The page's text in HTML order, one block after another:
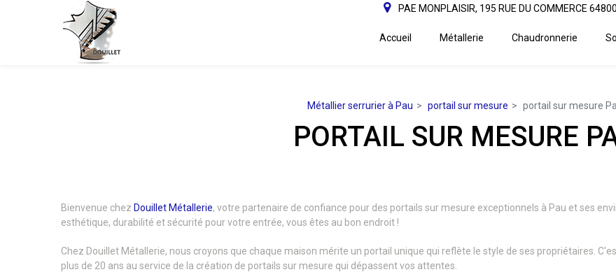
PAE MONPLAISIR, 195 RUE DU COMMERCE
Accueil Métallerie Chaudronnerie
Métallier serrurier à Pau portail sur mesure portail sur mesure
PORTAIL SUR MESURE
Bienvenue chez Douillet Métallerie, votre partenaire de confiance pour des portails sur mesure exceptionnels à Pau et ses
esthétique, durabilité et sécurité pour votre entrée, vous êtes au bon endroit !
Chez Douillet Métallerie, nous croyons que chaque maison mérite un portail unique qui reflète le style de ses propriétaires.
plus de 20 ans au service de la création de portails sur mesure qui dépassent vos attentes.
Panneau de gestion des cookies